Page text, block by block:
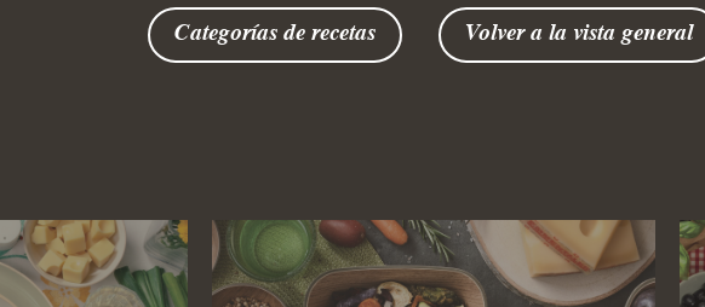
Categorías de recetas Volver a la vista general